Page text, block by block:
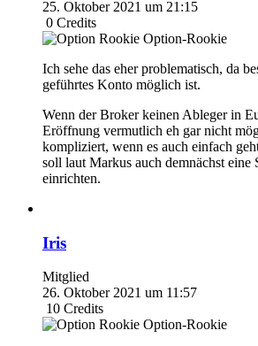
25. Oktober 2021 um 21:15
0 Credits
Option-Rookie
Ich sehe das eher problematisch, da
geführtes Konto möglich ist.
Wenn der Broker keinen Ableger in
Eröffnung vermutlich eh gar nicht
kompliziert, wenn es auch einfach
soll laut Markus auch demnächst
einrichten.
Iris
Mitglied
26. Oktober 2021 um 11:57
10 Credits
Option-Rookie